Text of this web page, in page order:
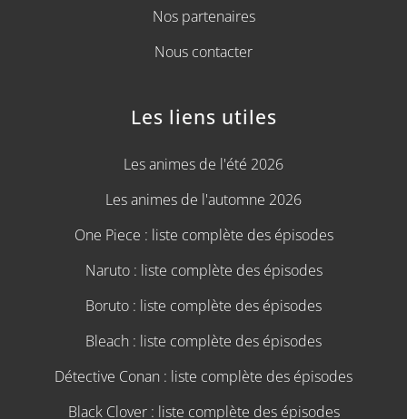
Nos partenaires
Nous contacter
Les liens utiles
Les animes de l'été 2026
Les animes de l'automne 2026
One Piece : liste complète des épisodes
Naruto : liste complète des épisodes
Boruto : liste complète des épisodes
Bleach : liste complète des épisodes
Détective Conan : liste complète des épisodes
Black Clover : liste complète des épisodes